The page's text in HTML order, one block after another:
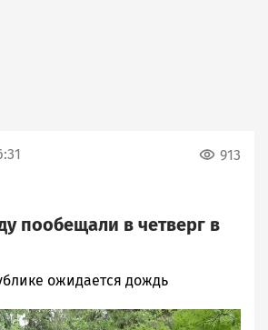
913
пообещали в четверг в
ожидается дождь